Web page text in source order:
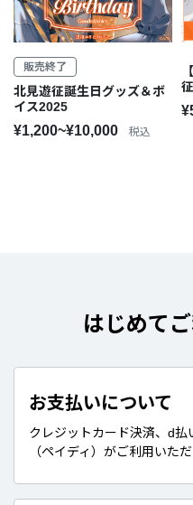
販売終了
北見遊征誕生日グッズ＆ボ
イス2025
¥1,200~¥10,000 税込
征
はじめて
お支払いについて
クレジットカード決済、d
（ペイディ）がご利用いただ